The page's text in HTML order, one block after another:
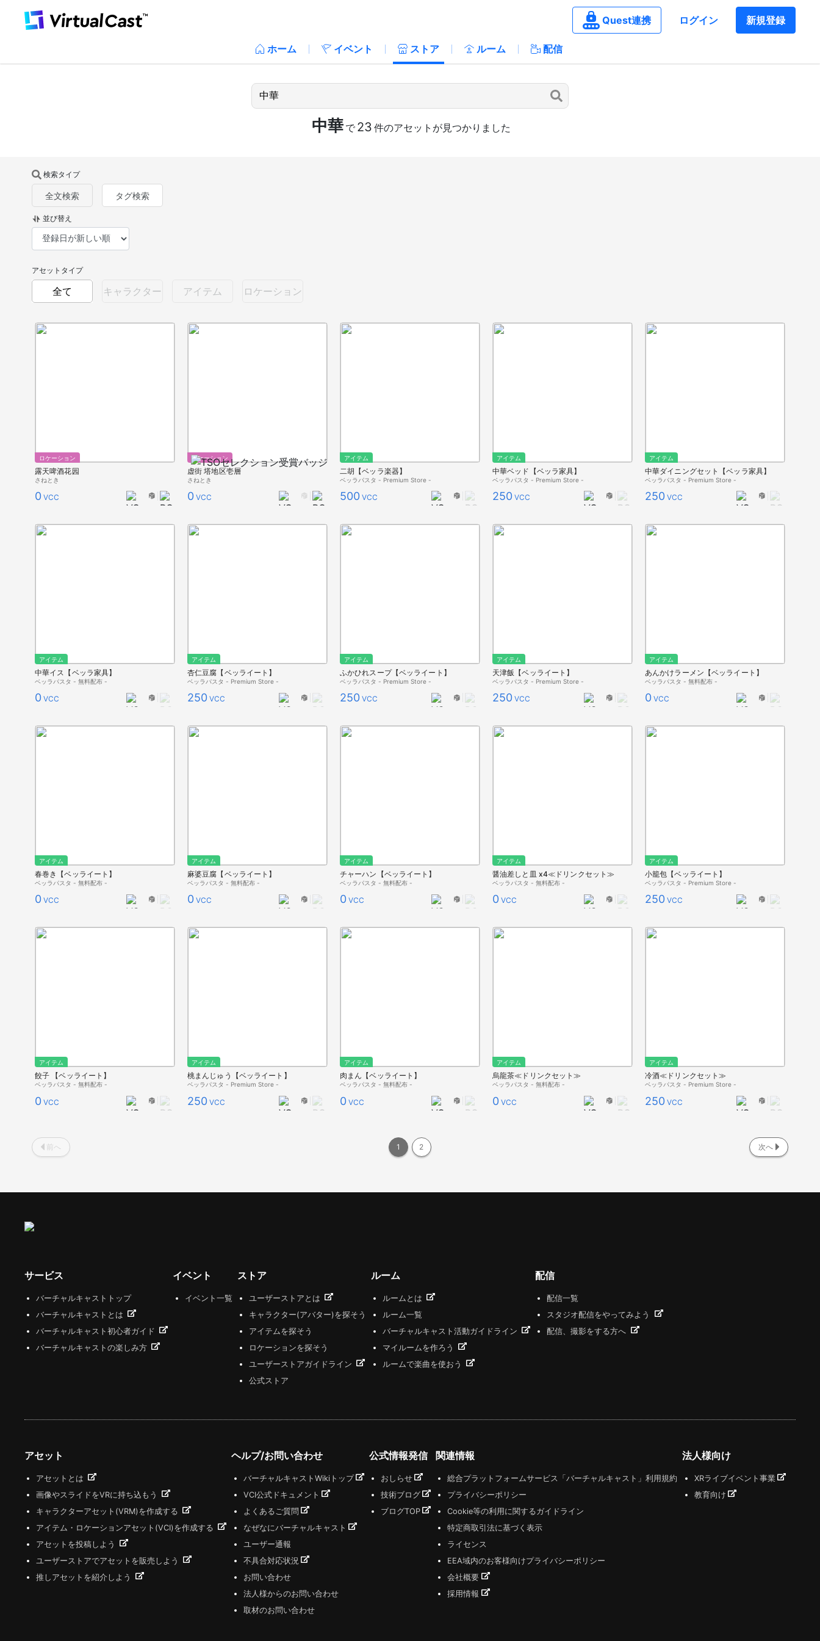
Quest連携 ログイン 新規登録
ホーム イベント ストア ルーム 配信
中華 で 23 件のアセットが見つかりました
検索タイプ
全文検索 タグ検索
並び替え
アセットタイプ
全て キャラクター アイテム ロケーション
ロケーション
露天啤酒花园
さねとき
0 VCC
ロケーション
虚街 塔地区壱層
さねとき
0 VCC
アイテム
二胡【ベッラ楽器】
ベッラパスタ - Premium Store -
500 VCC
アイテム
中華ベッド【ベッラ家具】
ベッラパスタ - Premium Store -
250 VCC
アイテム
中華ダイニングセット【ベッラ家具】
ベッラパスタ - Premium Store -
250 VCC
アイテム
中華イス【ベッラ家具】
ベッラパスタ - 無料配布 -
0 VCC
アイテム
杏仁豆腐【ベッライート】
ベッラパスタ - Premium Store -
250 VCC
アイテム
ふかひれスープ【ベッライート】
ベッラパスタ - Premium Store -
250 VCC
アイテム
天津飯【ベッライート】
ベッラパスタ - Premium Store -
250 VCC
アイテム
あんかけラーメン【ベッライート】
ベッラパスタ - 無料配布 -
0 VCC
アイテム
春巻き【ベッライート】
ベッラパスタ - 無料配布 -
0 VCC
アイテム
麻婆豆腐【ベッライート】
ベッラパスタ - 無料配布 -
0 VCC
アイテム
チャーハン【ベッライート】
ベッラパスタ - 無料配布 -
0 VCC
アイテム
醤油差しと皿 x4≪ドリンクセット≫
ベッラパスタ - 無料配布 -
0 VCC
アイテム
小籠包【ベッライート】
ベッラパスタ - Premium Store -
250 VCC
アイテム
餃子 【ベッライート】
ベッラパスタ - 無料配布 -
0 VCC
アイテム
桃まんじゅう【ベッライート】
ベッラパスタ - Premium Store -
250 VCC
アイテム
肉まん【ベッライート】
ベッラパスタ - 無料配布 -
0 VCC
アイテム
烏龍茶≪ドリンクセット≫
ベッラパスタ - 無料配布 -
0 VCC
アイテム
冷酒≪ドリンクセット≫
ベッラパスタ - Premium Store -
250 VCC
前へ 1 2 次へ
サービス
バーチャルキャストトップ
バーチャルキャストとは
バーチャルキャスト初心者ガイド
バーチャルキャストの楽しみ方
イベント
イベント一覧
ストア
ユーザーストアとは
キャラクター(アバター)を探そう
アイテムを探そう
ロケーションを探そう
ユーザーストアガイドライン
公式ストア
ルーム
ルームとは
ルーム一覧
バーチャルキャスト活動ガイドライン
マイルームを作ろう
ルームで楽曲を使おう
配信
配信一覧
スタジオ配信をやってみよう
配信、撮影をする方へ
アセット
アセットとは
画像やスライドをVRに持ち込もう
キャラクターアセット(VRM)を作成する
アイテム・ロケーションアセット(VCI)を作成する
アセットを投稿しよう
ユーザーストアでアセットを販売しよう
推しアセットを紹介しよう
ヘルプ/お問い合わせ
バーチャルキャストWikiトップ
VCI公式ドキュメント
よくあるご質問
なぜなにバーチャルキャスト
ユーザー通報
不具合対応状況
お問い合わせ
法人様からのお問い合わせ
取材のお問い合わせ
公式情報発信
おしらせ
技術ブログ
ブログTOP
関連情報
総合プラットフォームサービス「バーチャルキャスト」利用規約
プライバシーポリシー
Cookie等の利用に関するガイドライン
特定商取引法に基づく表示
ライセンス
EEA域内のお客様向けプライバシーポリシー
会社概要
採用情報
法人様向け
XRライブイベント事業
教育向け